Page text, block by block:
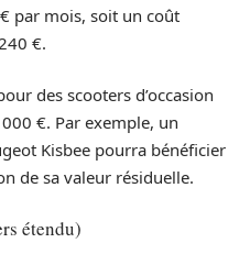
par mois, soit un coût
€.
des scooters d’occasion
€. Par exemple, un
Kisbee pourra bénéficier
de sa valeur résiduelle.
étendu)